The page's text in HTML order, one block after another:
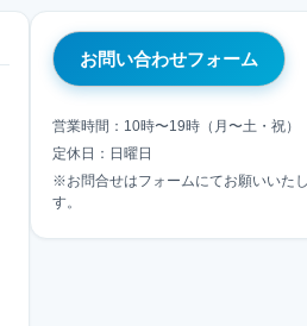
お問い合わせフォーム
営業時間：10時〜19時（月〜土・祝）
定休日：日曜日
※お問合せはフォームにてお願いいた
す。